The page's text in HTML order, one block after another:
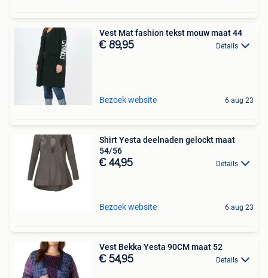
Vest Mat fashion tekst mouw maat 44
€ 89,95 Details
Bezoek website 6 aug 23
Shirt Yesta deelnaden gelockt maat
54/56
€ 44,95 Details
Bezoek website 6 aug 23
Vest Bekka Yesta 90CM maat 52
€ 54,95 Details